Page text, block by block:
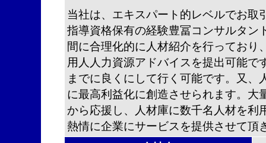
当社は、エキスパート的レベルでお取
指導資格保有の経験豊冨コンサルタン
間に合理化的に人材紹介を行っており
用人人力資源アドバイスを提出可能で
までに良くにして行く可能です。又、
に最高利益化に創造させられます。大
から応援し、人材庫に数千名人材を利
熱情に企業にサービスを提供させて頂